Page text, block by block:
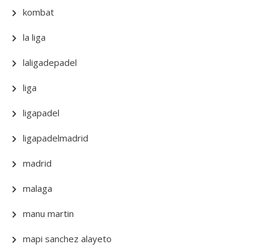
kombat
la liga
laligadepadel
liga
ligapadel
ligapadelmadrid
madrid
malaga
manu martin
mapi sanchez alayeto